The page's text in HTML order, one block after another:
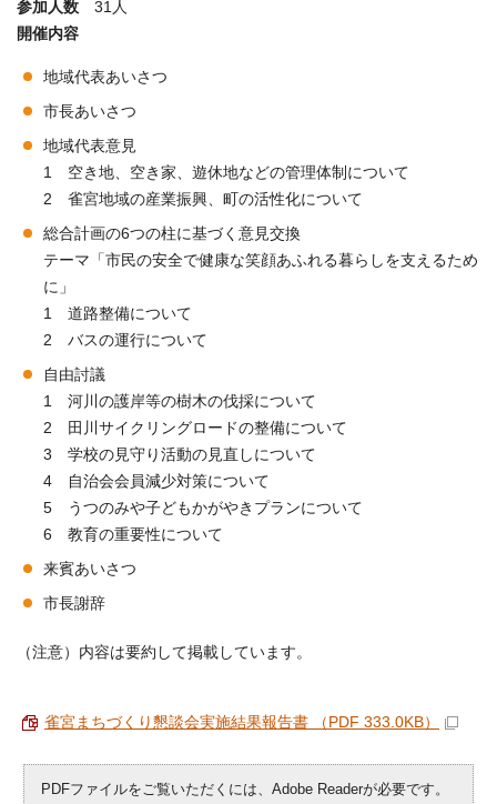
参加人数 31人
開催内容
地域代表あいさつ
市長あいさつ
地域代表意見
1 空き地、空き家、遊休地などの管理体制について
2 雀宮地域の産業振興、町の活性化について
総合計画の6つの柱に基づく意見交換
テーマ「市民の安全で健康な笑顔あふれる暮らしを支えるため
に」
1 道路整備について
2 バスの運行について
自由討議
1 河川の護岸等の樹木の伐採について
2 田川サイクリングロードの整備について
3 学校の見守り活動の見直しについて
4 自治会会員減少対策について
5 うつのみや子どもかがやきプランについて
6 教育の重要性について
来賓あいさつ
市長謝辞
（注意）内容は要約して掲載しています。
雀宮まちづくり懇談会実施結果報告書 （PDF 333.0KB）
PDFファイルをご覧いただくには、Adobe Readerが必要です。